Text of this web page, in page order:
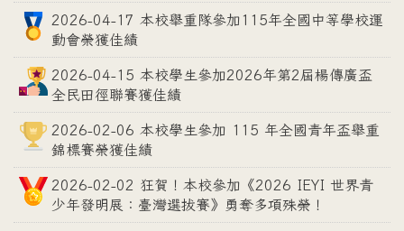
2026-04-17 本校舉重隊參加115年全國中等學校運
動會榮獲佳績
2026-04-15 本校學生參加2026年第2屆楊傳廣盃
全民田徑聯賽獲佳績
2026-02-06 本校學生參加 115 年全國青年盃舉重
錦標賽榮獲佳績
2026-02-02 狂賀！本校參加《2026 IEYI 世界青
少年發明展：臺灣選拔賽》勇奪多項殊榮！